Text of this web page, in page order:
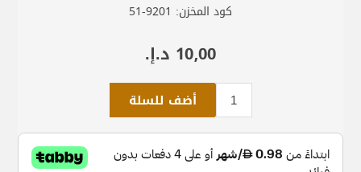
كود المخزن: 51-9201
10٫00 د.إ.‏
أضف للسلة